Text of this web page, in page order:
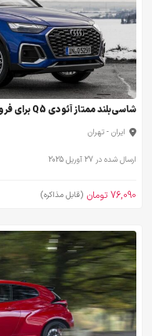
شاسی‌بلند ممتاز آئودی Q5 برای فروش، لوکس، پرفورمنس و راحتی!...
ایران - تهران
ارسال شده در 27 آوریل 2025
76,090 تومان (قابل مذاکره)